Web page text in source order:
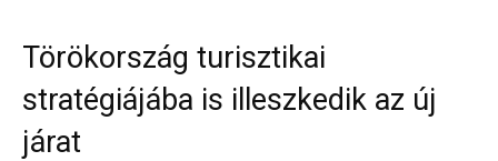
Törökország turisztikai
stratégiájába is illeszkedik az új
járat